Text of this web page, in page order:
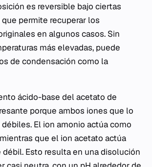
es reversible bajo ciertas
permite recuperar los
en algunos casos. Sin
más elevadas, puede
de condensación como la
ácido-base del acetato de
porque ambos iones que lo
El ion amonio actúa como
que el ion acetato actúa
débil. Esto resulta en una disolución